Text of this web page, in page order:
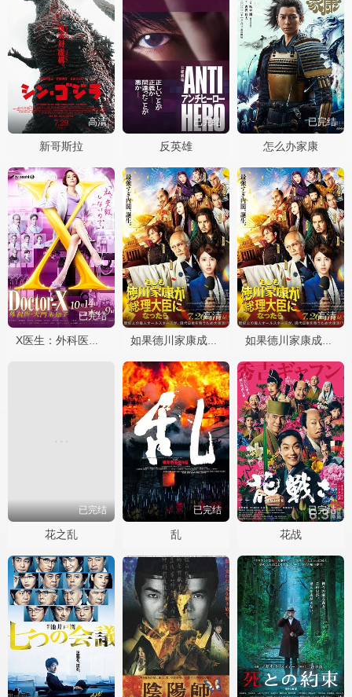
高清
新哥斯拉
已完结
反英雄
已完结
怎么办家康
已完结
X医生：外科医生大门未知子第七季
高清
如果德川家康成为总理大臣
高清
如果德川家康成为总理大臣
已完结
花之乱
已完结
乱
已完结
花战